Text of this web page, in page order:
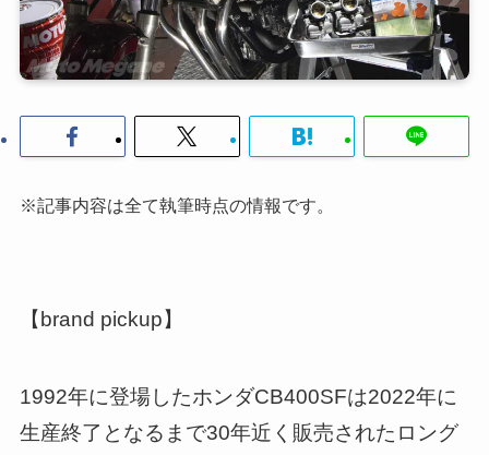
※記事内容は全て執筆時点の情報です。
【brand pickup】
1992年に登場したホンダCB400SFは2022年に
生産終了となるまで30年近く販売されたロング